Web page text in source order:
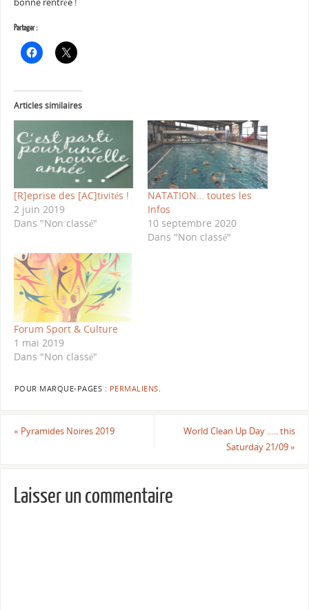
bonne rentrée !
Partager :
Articles similaires
[R]eprise des [AC]tivités !
2 juin 2019
Dans "Non classé"
NATATION… toutes les
Infos
10 septembre 2020
Dans "Non classé"
Forum Sport & Culture
1 mai 2019
Dans "Non classé"
POUR MARQUE-PAGES : PERMALIENS
« Pyramides Noires 2019
World Clean Up Day ….. this
Saturday 21/09»
Laisser un commentaire